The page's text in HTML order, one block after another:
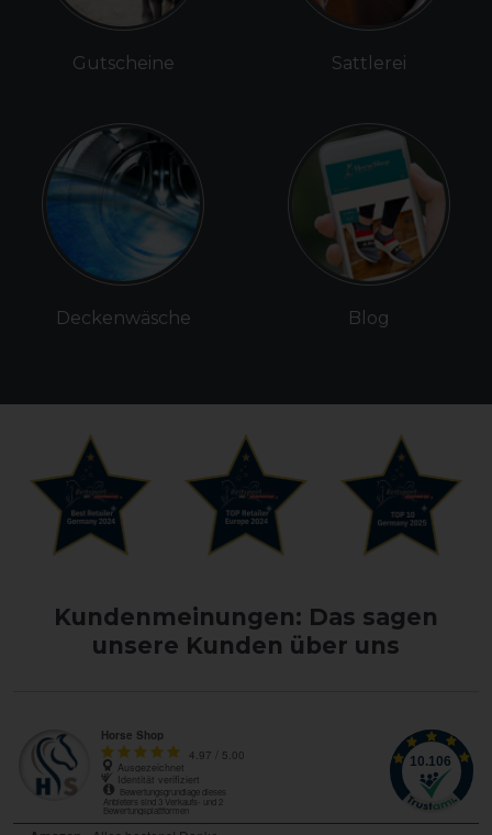
Gutscheine
Deckenwäsche
Sattlerei
Blog
Kundenmeinungen: Das sagen
unsere Kunden über uns